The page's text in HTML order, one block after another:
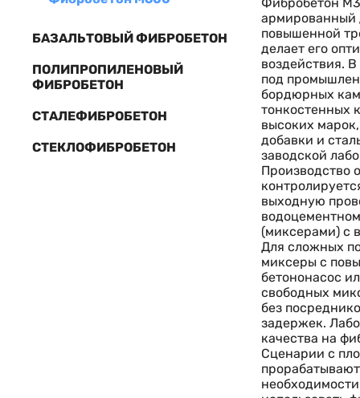
БАЗАЛЬТОВЫЙ ФИБРОБЕТОН
ПОЛИПРОПИЛЕНОВЫЙ
ФИБРОБЕТОН
СТАЛЕФИБРОБЕТОН
СТЕКЛОФИБРОБЕТОН
армированный
повышенной
делает его
воздействия.
под
бордюрных
тонкостенных
высоких
добавки и
заводской
Производство
выходную
(миксерами) с
Для сложных
миксеры с
бетононасос
свободных
без
задержек.
качества на
Сценарии с